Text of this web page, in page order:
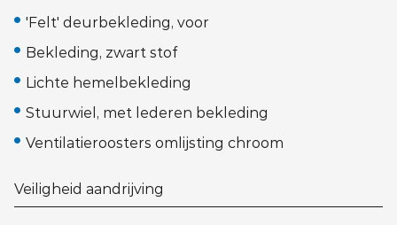
'Felt' deurbekleding, voor
Bekleding, zwart stof
Lichte hemelbekleding
Stuurwiel, met lederen bekleding
Ventilatieroosters omlijsting chroom
Veiligheid aandrijving